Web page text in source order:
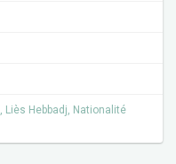
, Liès Hebbadj, Nationalité